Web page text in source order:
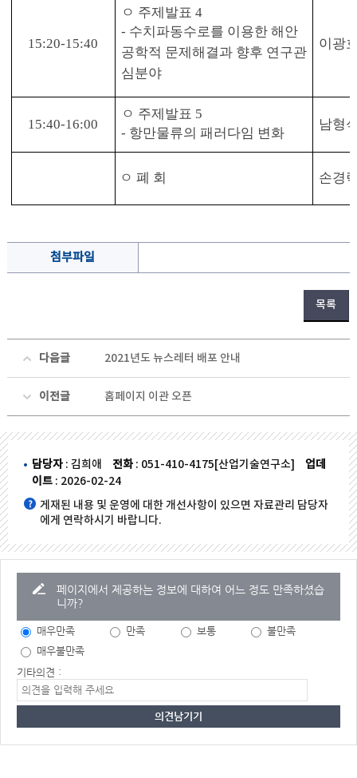
15:20-15:40
ㅇ 주제발표 4
- 수치파동수로를 이용한 해안
공학적 문제해결과 향후 연구관
심분야
이광
15:40-16:00
ㅇ 주제발표 5
- 항만물류의 패러다임 변화
남형
ㅇ 폐 회 손경
첨부파일
목록
다음글 2021년도 뉴스레터 배포 안내
이전글 홈페이지 이관 오픈
담당자 : 김희애 전화 : 051-410-4175[산업기술연구소]
업데
이트 : 2026-02-24
게재된 내용 및 운영에 대한 개선사항이 있으면 자료관리 담당자
에게 연락하시기 바랍니다.
페이지에서 제공하는 정보에 대하여 어느 정도 만족하셨습
니까?
매우만족 만족 보통
불만족
매우불만족
기타의견 :